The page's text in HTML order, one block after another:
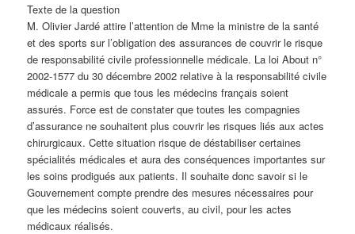
Texte de la question
M. Olivier Jardé attire l’attention de Mme la ministre de la santé
et des sports sur l’obligation des assurances de couvrir le risque
de responsabilité civile professionnelle médicale. La loi About n°
2002-1577 du 30 décembre 2002 relative à la responsabilité civile
médicale a permis que tous les médecins français soient
assurés. Force est de constater que toutes les compagnies
d’assurance ne souhaitent plus couvrir les risques liés aux actes
chirurgicaux. Cette situation risque de déstabiliser certaines
spécialités médicales et aura des conséquences importantes sur
les soins prodigués aux patients. Il souhaite donc savoir si le
Gouvernement compte prendre des mesures nécessaires pour
que les médecins soient couverts, au civil, pour les actes
médicaux réalisés.